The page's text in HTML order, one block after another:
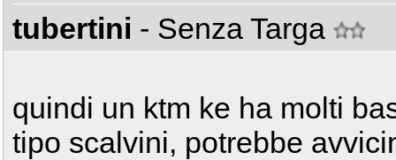
tubertini - Senza Targa
quindi un ktm ke ha molti
tipo scalvini, potrebbe